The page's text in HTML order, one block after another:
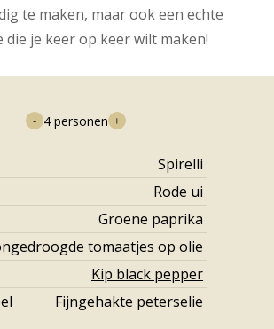
te maken, maar ook een echte
die je keer op keer wilt maken!
- 4 personen +
Spirelli
Rode ui
Groene paprika
tomaatjes op olie
Kip black pepper
Fijngehakte peterselie